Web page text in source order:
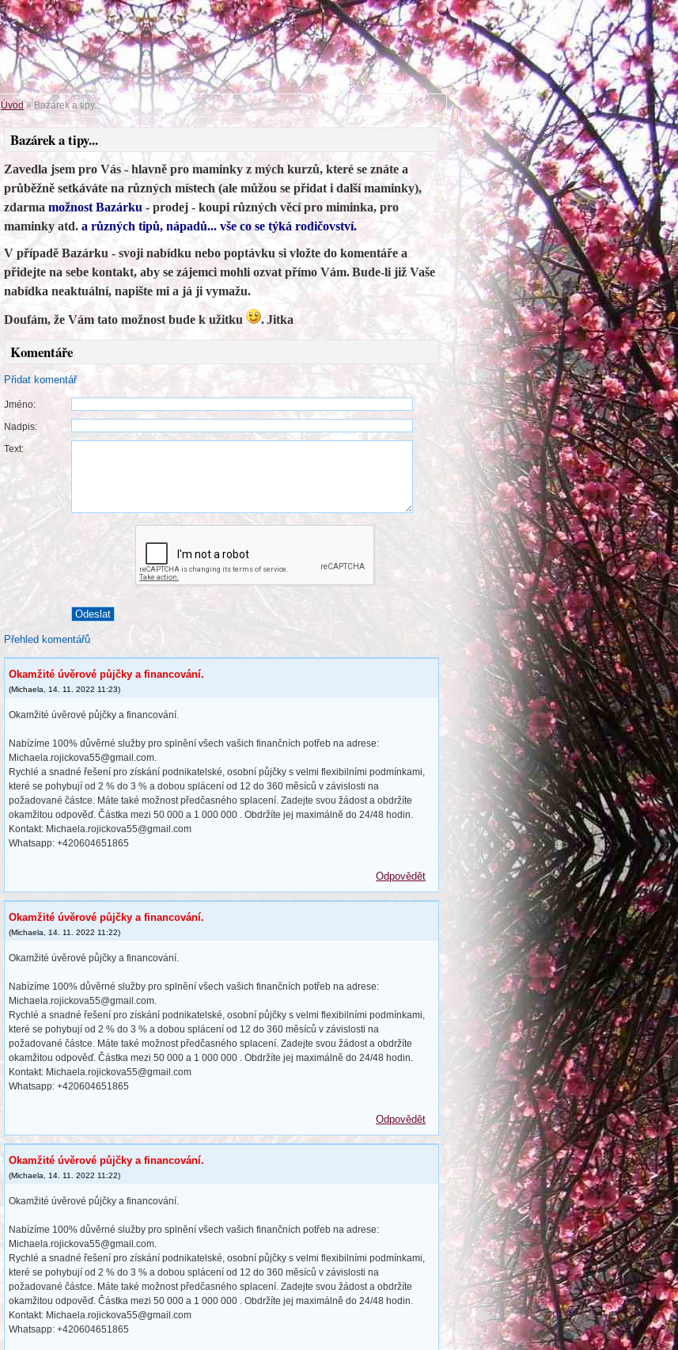
Úvod»Bazárek a tipy...
Bazárek a tipy...
Zavedla jsem pro Vás - hlavně pro maminky z mých kurzů, které se znáte a
průběžně setkáváte na různých místech (ale můžou se přidat i další maminky),
zdarma možnost Bazárku - prodej - koupi různých věcí pro miminka, pro
maminky atd. a různých tipů, nápadů... vše co se týká rodičovství.
V případě Bazárku - svoji nabídku nebo poptávku si vložte do komentáře a
přidejte na sebe kontakt, aby se zájemci mohli ozvat přímo Vám.Bude-li již Vaše
nabídka neaktuální, napište mi a já ji vymažu.
Doufám, že Vám tato možnost bude k užitku .Jitka
Komentáře
Přidat komentář
Jméno:
Nadpis:
Text:
Přehled komentářů
Okamžité úvěrové půjčky a financování.
(Michaela 14. 11. 2022 11:23)
Okamžité úvěrové půjčky a financování.
Nabízíme 100% důvěrné služby pro splnění všech vašich finančních potřeb na adrese:
Michaela.rojickova55@gmail.com.
Rychlé a snadné řešení pro získání podnikatelské, osobní půjčky s velmi flexibilními podmínkami,
které se pohybují od 2 % do 3 % a dobou splácení od 12 do 360 měsíců v závislosti na
požadované částce. Máte také možnost předčasného splacení. Zadejte svou žádost a obdržíte
okamžitou odpověď. Částka mezi 50 000 a 1 000 000 . Obdržíte jej maximálně do 24/48 hodin.
Kontakt: Michaela.rojickova55@gmail.com
Whatsapp: +420604651865
Odpovědět
Okamžité úvěrové půjčky a financování.
(Michaela 14. 11. 2022 11:22)
Okamžité úvěrové půjčky a financování.
Nabízíme 100% důvěrné služby pro splnění všech vašich finančních potřeb na adrese:
Michaela.rojickova55@gmail.com.
Rychlé a snadné řešení pro získání podnikatelské, osobní půjčky s velmi flexibilními podmínkami,
které se pohybují od 2 % do 3 % a dobou splácení od 12 do 360 měsíců v závislosti na
požadované částce. Máte také možnost předčasného splacení. Zadejte svou žádost a obdržíte
okamžitou odpověď. Částka mezi 50 000 a 1 000 000 . Obdržíte jej maximálně do 24/48 hodin.
Kontakt: Michaela.rojickova55@gmail.com
Whatsapp: +420604651865
Odpovědět
Okamžité úvěrové půjčky a financování.
(Michaela, 14. 11. 2022 11:22)
Okamžité úvěrové půjčky a financování.
Nabízíme 100% důvěrné služby pro splnění všech vašich finančních potřeb na adrese:
Michaela.rojickova55@gmail.com.
Rychlé a snadné řešení pro získání podnikatelské, osobní půjčky s velmi flexibilními podmínkami,
které se pohybují od 2 % do 3 % a dobou splácení od 12 do 360 měsíců v závislosti na
požadované částce. Máte také možnost předčasného splacení. Zadejte svou žádost a obdržíte
okamžitou odpověď. Částka mezi 50 000 a 1 000 000 . Obdržíte jej maximálně do 24/48 hodin.
Kontakt: Michaela.rojickova55@gmail.com
Whatsapp: +420604651865